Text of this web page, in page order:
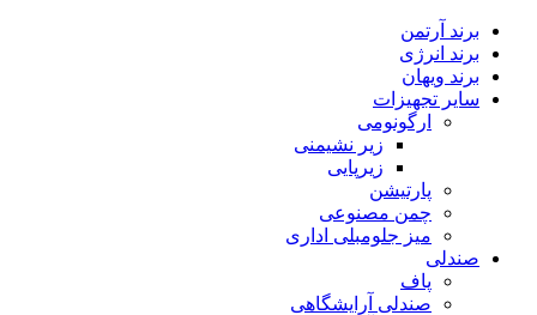
برند آرتمن
برند انرژی
برند ویهان
سایر تجهیزات
ارگونومی
زیر نشیمنی
زیرپایی
پارتیشن
چمن مصنوعی
میز جلومبلی اداری
صندلی
پاف
صندلی آرایشگاهی